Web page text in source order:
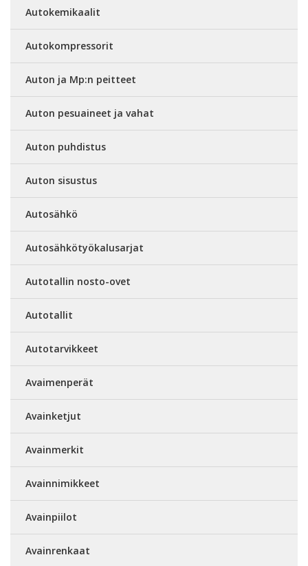
Autokemikaalit
Autokompressorit
Auton ja Mp:n peitteet
Auton pesuaineet ja vahat
Auton puhdistus
Auton sisustus
Autosähkö
Autosähkötyökalusarjat
Autotallin nosto-ovet
Autotallit
Autotarvikkeet
Avaimenperät
Avainketjut
Avainmerkit
Avainnimikkeet
Avainpiilot
Avainrenkaat